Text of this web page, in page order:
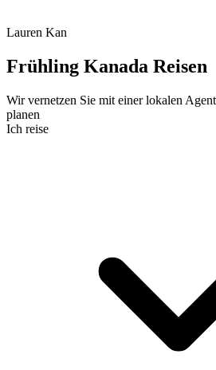
Lauren Kan
Frühling Kanada Reisen
Wir vernetzen Sie mit einer lokalen
planen
Ich reise